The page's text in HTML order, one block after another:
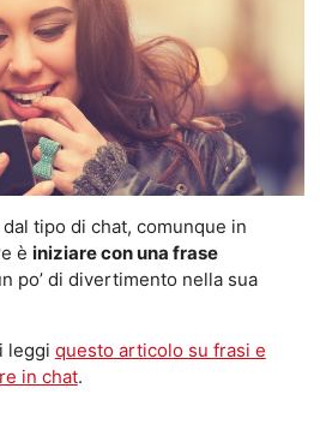
tipo di chat, comunque in
è iniziare con una frase
po’ di divertimento nella sua
leggi questo articolo su frasi e
in chat.